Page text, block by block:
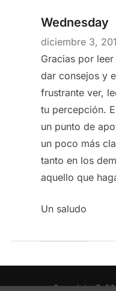
Wednesday
diciembre 3,
Gracias por
dar consejos y
frustrante ver,
tu percepción.
un punto de
un poco más
tanto en los
aquello que
Un saludo
Copyright ©